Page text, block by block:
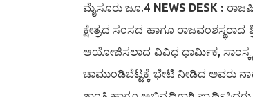
ಮೈಸೂರು ಜೂ.4 NEWS DESK :
ಕ್ಷೇತ್ರದ ಸಂಸದ ಹಾಗೂ
ಆಯೋಜಿಸಲಾದ ವಿವಿಧ ಧಾರ್ಮಿಕ,
ಚಾಮುಂಡಿಬೆಟ್ಟಕ್ಕೆ ಭೇಟಿ ನೀಡಿದ ಅವರು